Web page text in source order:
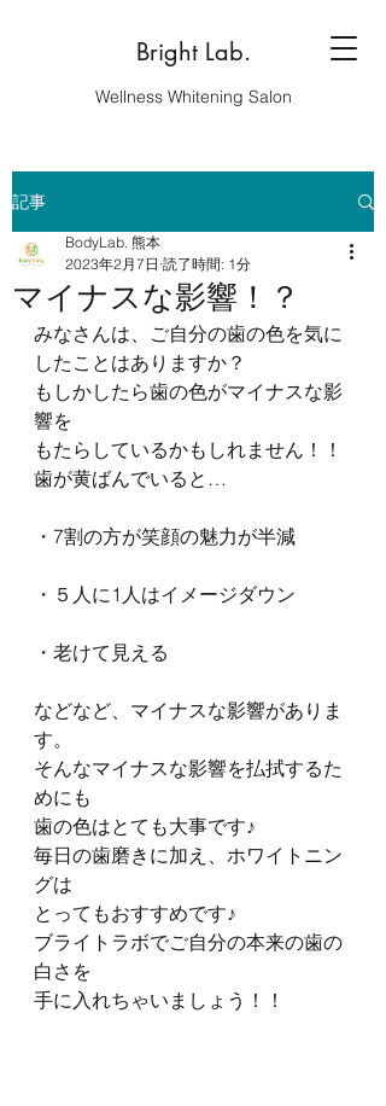
Bright Lab.
Wellness Whitening Salon
記事
マイナスな影響！？
BodyLab. 熊本
2023年2月7日 読了時間: 1分
みなさんは、ご自分の歯の色を気に
したことはありますか？
もしかしたら歯の色がマイナスな影
響を
もたらしているかもしれません！！
歯が黄ばんでいると…
・7割の方が笑顔の魅力が半減
・５人に1人はイメージダウン
・老けて見える
などなど、マイナスな影響がありま
す。
そんなマイナスな影響を払拭するた
めにも
歯の色はとても大事です♪
毎日の歯磨きに加え、ホワイトニン
グは
とってもおすすめです♪
ブライトラボでご自分の本来の歯の
白さを
手に入れちゃいましょう！！